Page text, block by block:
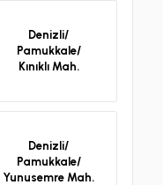
Denizli/
Pamukkale/
Kınıklı Mah.
Denizli/
Pamukkale/
Yunusemre Mah.